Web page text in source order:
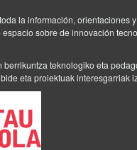
la información, orientaciones
sobre de innovación
berrikuntza teknologiko eta
eta proiektuak interesgarriak